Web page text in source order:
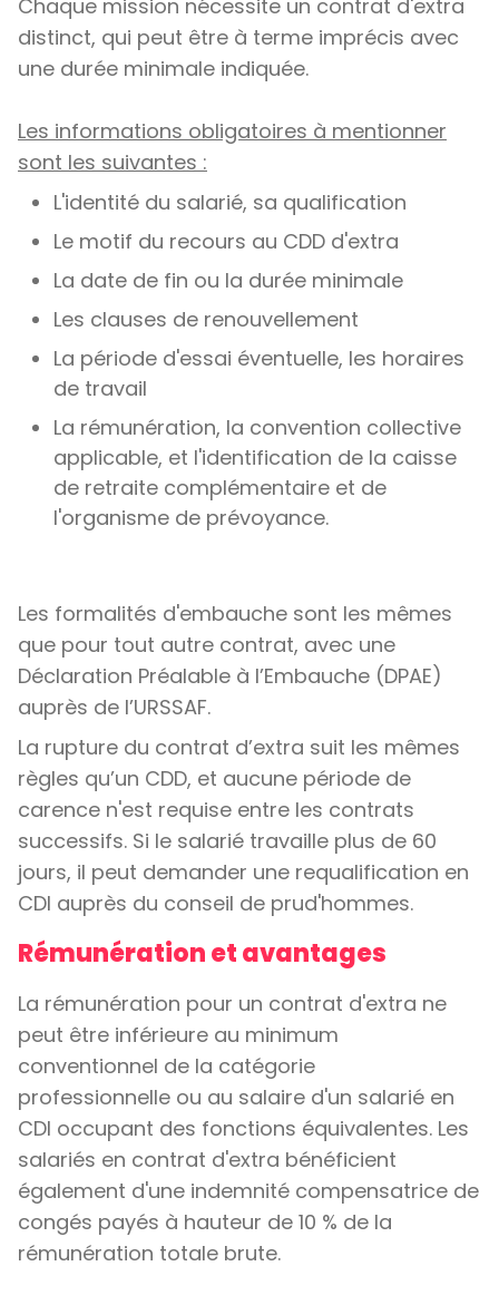
Chaque mission nécessite un contrat d'extra
distinct, qui peut être à terme imprécis avec
une durée minimale indiquée.
Les informations obligatoires à mentionner
sont les suivantes :
L'identité du salarié, sa qualification
Le motif du recours au CDD d'extra
La date de fin ou la durée minimale
Les clauses de renouvellement
La période d'essai éventuelle, les horaires
de travail
La rémunération, la convention collective
applicable, et l'identification de la caisse
de retraite complémentaire et de
l'organisme de prévoyance.
Les formalités d'embauche sont les mêmes
que pour tout autre contrat, avec une
Déclaration Préalable à l’Embauche (DPAE)
auprès de l’URSSAF.
La rupture du contrat d’extra suit les mêmes
règles qu’un CDD, et aucune période de
carence n'est requise entre les contrats
successifs. Si le salarié travaille plus de 60
jours, il peut demander une requalification en
CDI auprès du conseil de prud'hommes.
Rémunération et avantages
La rémunération pour un contrat d'extra ne
peut être inférieure au minimum
conventionnel de la catégorie
professionnelle ou au salaire d'un salarié en
CDI occupant des fonctions équivalentes. Les
salariés en contrat d'extra bénéficient
également d'une indemnité compensatrice de
congés payés à hauteur de 10 % de la
rémunération totale brute.